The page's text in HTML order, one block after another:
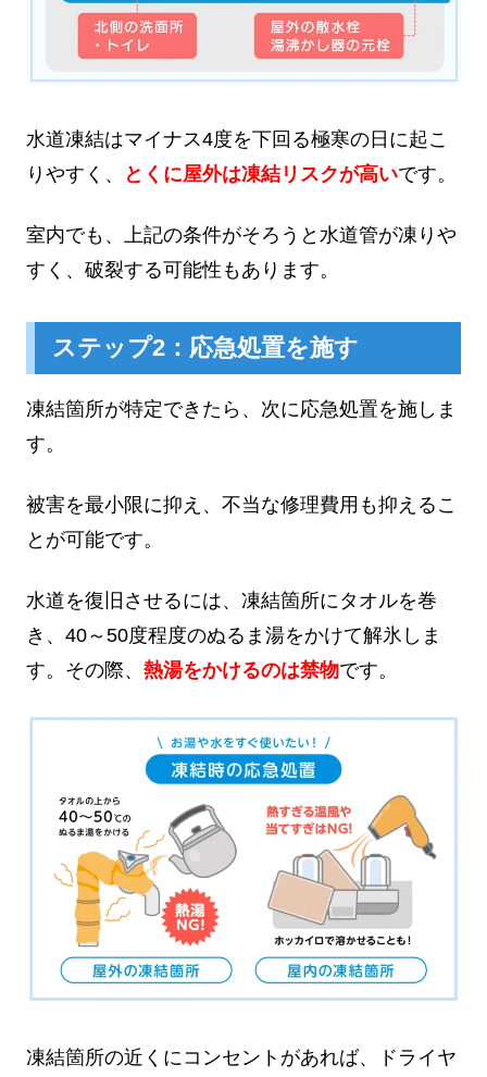
水道凍結はマイナス4度を下回る極寒の日に起こ
りやすく、
とくに屋外は凍結リスクが高いです。
室内でも、上記の条件がそろうと水道管が凍りや
すく、破裂する可能性もあります。
ステップ2：応急処置を施す
凍結箇所が特定できたら、次に応急処置を施しま
す。
被害を最小限に抑え、不当な修理費用も抑えるこ
とが可能です。
水道を復旧させるには、凍結箇所にタオルを巻
き、40～50度程度のぬるま湯をかけて解氷しま
す。その際、 熱湯をかけるのは禁物です。
凍結箇所の近くにコンセントがあれば、ドライヤ